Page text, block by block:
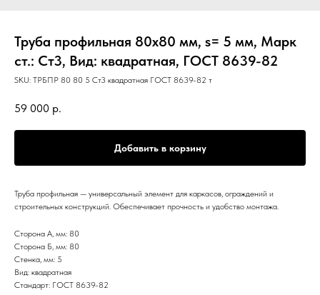
Труба профильная 80х80 мм, s= 5 мм, Марк
ст.: Ст3, Вид: квадратная, ГОСТ 8639-82
SKU: ТРБПР 80 80 5 Ст3 квадратная ГОСТ 8639-82 т
59 000 р.
Добавить в корзину
Труба профильная — универсальный элемент для каркасов, ограждений и
строительных конструкций. Обеспечивает прочность и удобство монтажа.
Сторона А, мм: 80
Сторона Б, мм: 80
Стенка, мм: 5
Вид: квадратная
Стандарт: ГОСТ 8639-82